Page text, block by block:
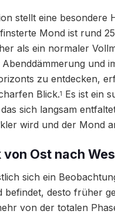
stellt eine besondere
Mond ist rund
als ein normaler
und
zu entdecken,
Blick.1 Es ist ein
sich langsam
wird und der Mond
von Ost nach
sich ein
befindet, desto früher
von der totalen